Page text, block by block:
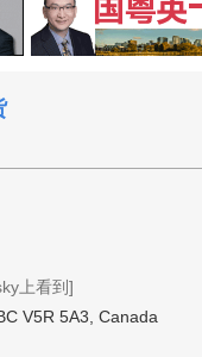
上看到]
V5R 5A3, Canada